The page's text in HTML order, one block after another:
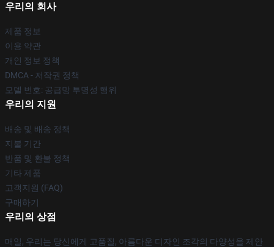
우리의 회사
제품 정보
이용 약관
개인 정보 정책
DMCA - 저작권 정책
모델 번호: 공급망 투명성 행위
우리의 지원
배송 및 배송 정책
지불 기간
반품 및 환불 정책
기타 제품
고객지원 (FAQ)
구매하기
우리의 상점
매일, 우리는 당신에게 고품질, 아름다운 디자인 조각의 다양성을 제안